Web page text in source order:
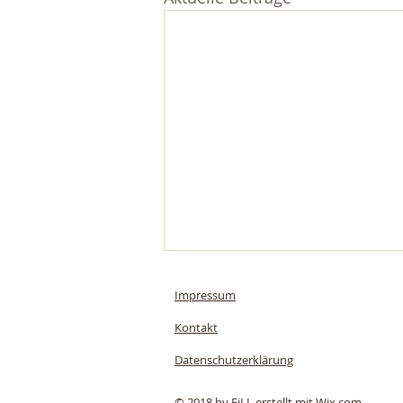
Impressum
Kontakt
Datenschutzerklärung